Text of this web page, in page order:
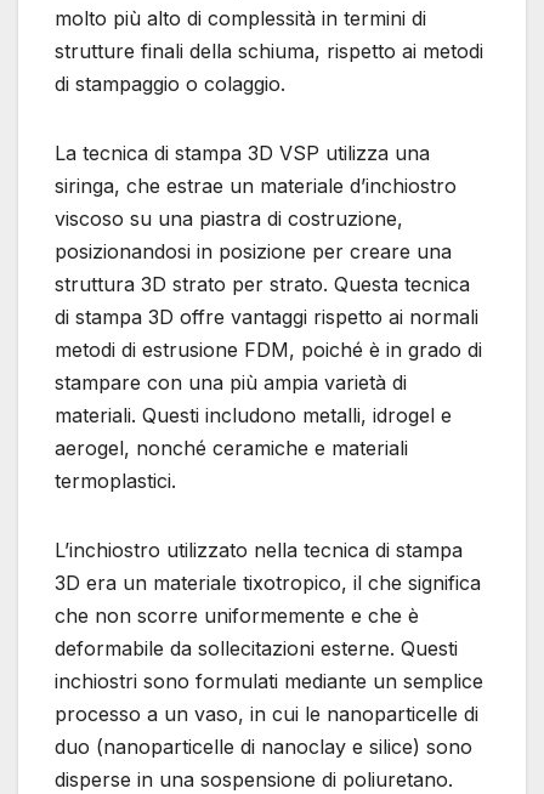
molto più alto di complessità in termini di
strutture finali della schiuma, rispetto ai metodi
di stampaggio o colaggio.
La tecnica di stampa 3D VSP utilizza una
siringa, che estrae un materiale d’inchiostro
viscoso su una piastra di costruzione,
posizionandosi in posizione per creare una
struttura 3D strato per strato. Questa tecnica
di stampa 3D offre vantaggi rispetto ai normali
metodi di estrusione FDM, poiché è in grado di
stampare con una più ampia varietà di
materiali. Questi includono metalli, idrogel e
aerogel, nonché ceramiche e materiali
termoplastici.
L’inchiostro utilizzato nella tecnica di stampa
3D era un materiale tixotropico, il che significa
che non scorre uniformemente e che è
deformabile da sollecitazioni esterne. Questi
inchiostri sono formulati mediante un semplice
processo a un vaso, in cui le nanoparticelle di
duo (nanoparticelle di nanoclay e silice) sono
disperse in una sospensione di poliuretano.